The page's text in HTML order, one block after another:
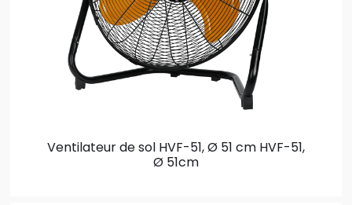
Ventilateur de sol HVF-51, Ø 51 cm HVF-51,
Ø 51cm